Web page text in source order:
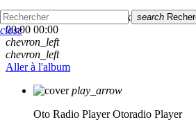
skip_previous
skip_next
00:00 00:00
chevron_left
chevron_left
Aller à l'album
play_arrow
Oto Radio Player Otoradio Player
search
close